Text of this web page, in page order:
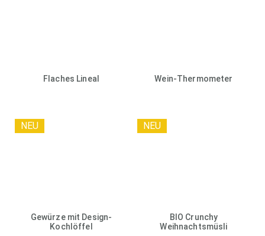
Flaches Lineal Wein-Thermometer
Gewürze mit Design-
Kochlöffel
NEU
BIO Crunchy
Weihnachtsmüsli
NEU